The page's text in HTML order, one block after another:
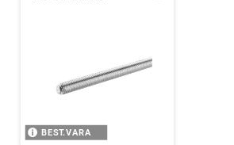
BEST.VARA